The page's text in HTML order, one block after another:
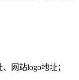
网站logo地址；